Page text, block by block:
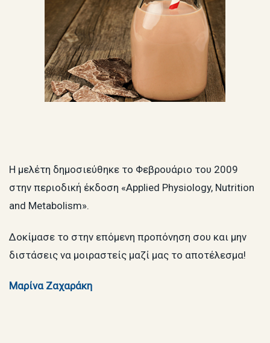
Η μελέτη δημοσιεύθηκε το Φεβρουάριο του 2009
στην περιοδική έκδοση «Applied Physiology, Nutrition
and Metabolism».
Δοκίμασε το στην επόμενη προπόνηση σου και μην
διστάσεις να μοιραστείς μαζί μας το αποτέλεσμα!
Μαρίνα Ζαχαράκη